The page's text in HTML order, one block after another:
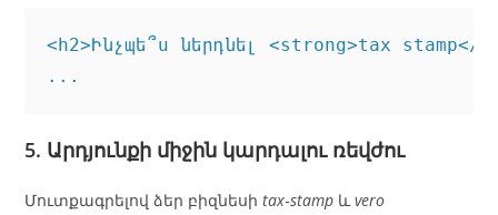
<h2>Ինչպե՞ս ներդնել <strong>tax
5. Արդյունքի միջին կարդալու ռեվժու
Մուտքագրելով ձեր բիզնեսիtax‑stamp ևvero